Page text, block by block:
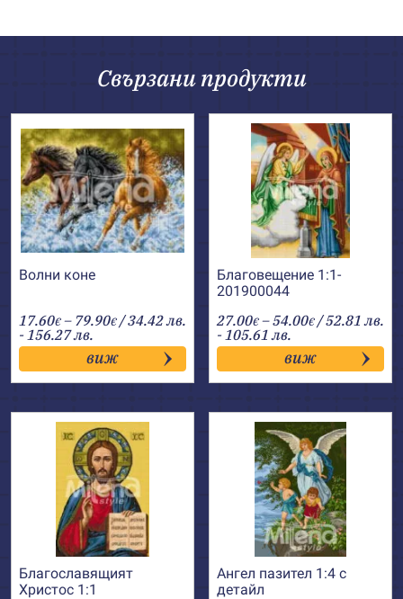
Свързани продукти
Волни коне
17.60€ – 79.90€Price
range:
17.60€
through
79.90€
/ 34.42 лв.
- 156.27 лв.
виж
Благовещение 1:1-
201900044
27.00€ –54.00€Price
range:
27.00€
through
54.00€
/ 52.81 лв.
- 105.61 лв.
виж
Благославящият
Христос 1:1
Ангел пазител 1:4 с
детайл